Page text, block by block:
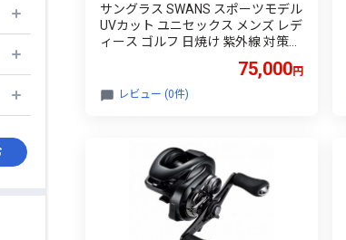
サングラス SWANS スポーツモデル
UVカット ユニセックス メンズ レデ
ィース ゴルフ 日焼け 紫外線 対策
野球 ドライブ 運転 自転車 バイク
サイクリング 登山 トレッキング キ
ャンプ マラソン ランニング めがね
徳島県 スワンズ Radiant Sol
75,000円
レビュー (0件)